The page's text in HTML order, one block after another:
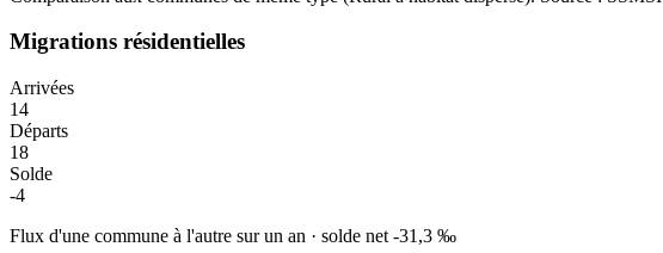
Migrations résidentielles
Arrivées
14
Départs
18
Solde
-4
Flux d'une commune à l'autre sur un an · solde net -31,3 ‰